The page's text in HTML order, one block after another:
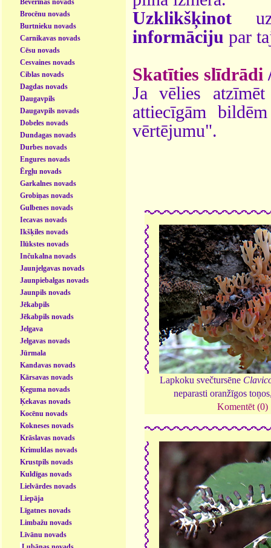
Brocēnu novads
Burtnieku novads
Carnikavas novads
Cēsu novads
Cesvaines novads
Ciblas novads
Dagdas novads
Daugavpils
Daugavpils novads
Dobeles novads
Dundagas novads
Durbes novads
Engures novads
Ērgļu novads
Garkalnes novads
Grobiņas novads
Gulbenes novads
Iecavas novads
Ikšķiles novads
Ilūkstes novads
Inčukalna novads
Jaunjelgavas novads
Jaunpiebalgas novads
Jaunpils novads
Jēkabpils
Jēkabpils novads
Jelgava
Jelgavas novads
Jūrmala
Kandavas novads
Kārsavas novads
Ķeguma novads
Ķekavas novads
Kocēnu novads
Kokneses novads
Krāslavas novads
Krimuldas novads
Krustpils novads
Kuldīgas novads
Lielvārdes novads
Liepāja
Līgatnes novads
Limbažu novads
Līvānu novads
Uzklikšķinot
informāciju par
Skatīties slīdrādi
Ja vēlies
attiecīgām
vērtējumu".
Lapkoku svečtursēne
neparasti oranžīgos
Komentēt (0)